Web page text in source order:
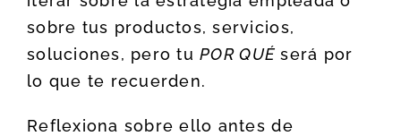
sobre tus productos, servicios,
soluciones, pero tuPOR QUÉ será por
lo que te recuerden.
Reflexiona sobre ello antes de